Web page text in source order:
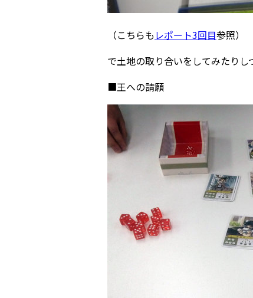
（こちらも レポート3回目参照）
で土地の取り合いをしてみたりし
■王への請願